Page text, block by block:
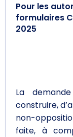
Pour les
formulaires
2025
La
construire,
non-
faite, à